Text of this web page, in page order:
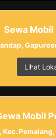
Sewa Mobil
Lihat
Mobil